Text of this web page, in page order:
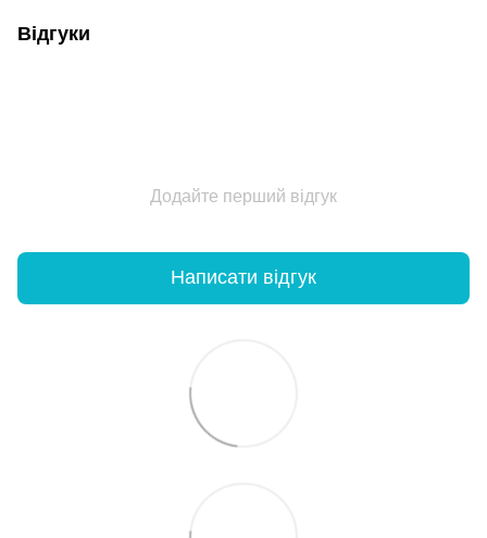
Відгуки
Додайте перший відгук
Написати відгук